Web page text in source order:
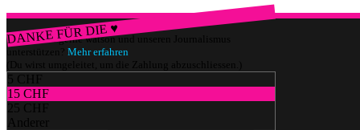
DANKE FÜR DIE ♥
Würdest du gerne watson und unseren Journalismus
unterstützen? Mehr erfahren
(Du wirst umgeleitet, um die Zahlung abzuschliessen.)
5 CHF
15 CHF
25 CHF
Anderer